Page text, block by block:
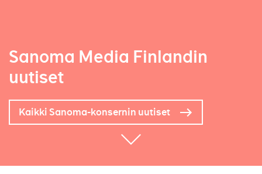
Sanoma Media Finlandin
uutiset
Kaikki Sanoma-konsernin uutiset